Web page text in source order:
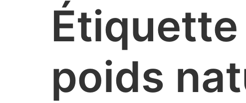
Étiquette
poids